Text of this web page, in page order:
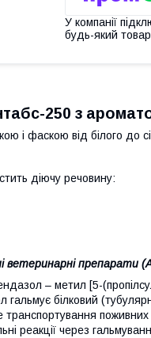
У компанії
будь-який
250 з
і фаскою від білого до
діючу речовину:
препарати
– метил [5-
гальмує білковий
транспортування
реакції через